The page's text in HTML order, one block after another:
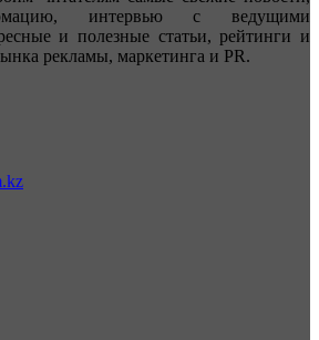
интервью с ведущими
и полезные статьи, рейтинги и
рекламы, маркетинга и PR.